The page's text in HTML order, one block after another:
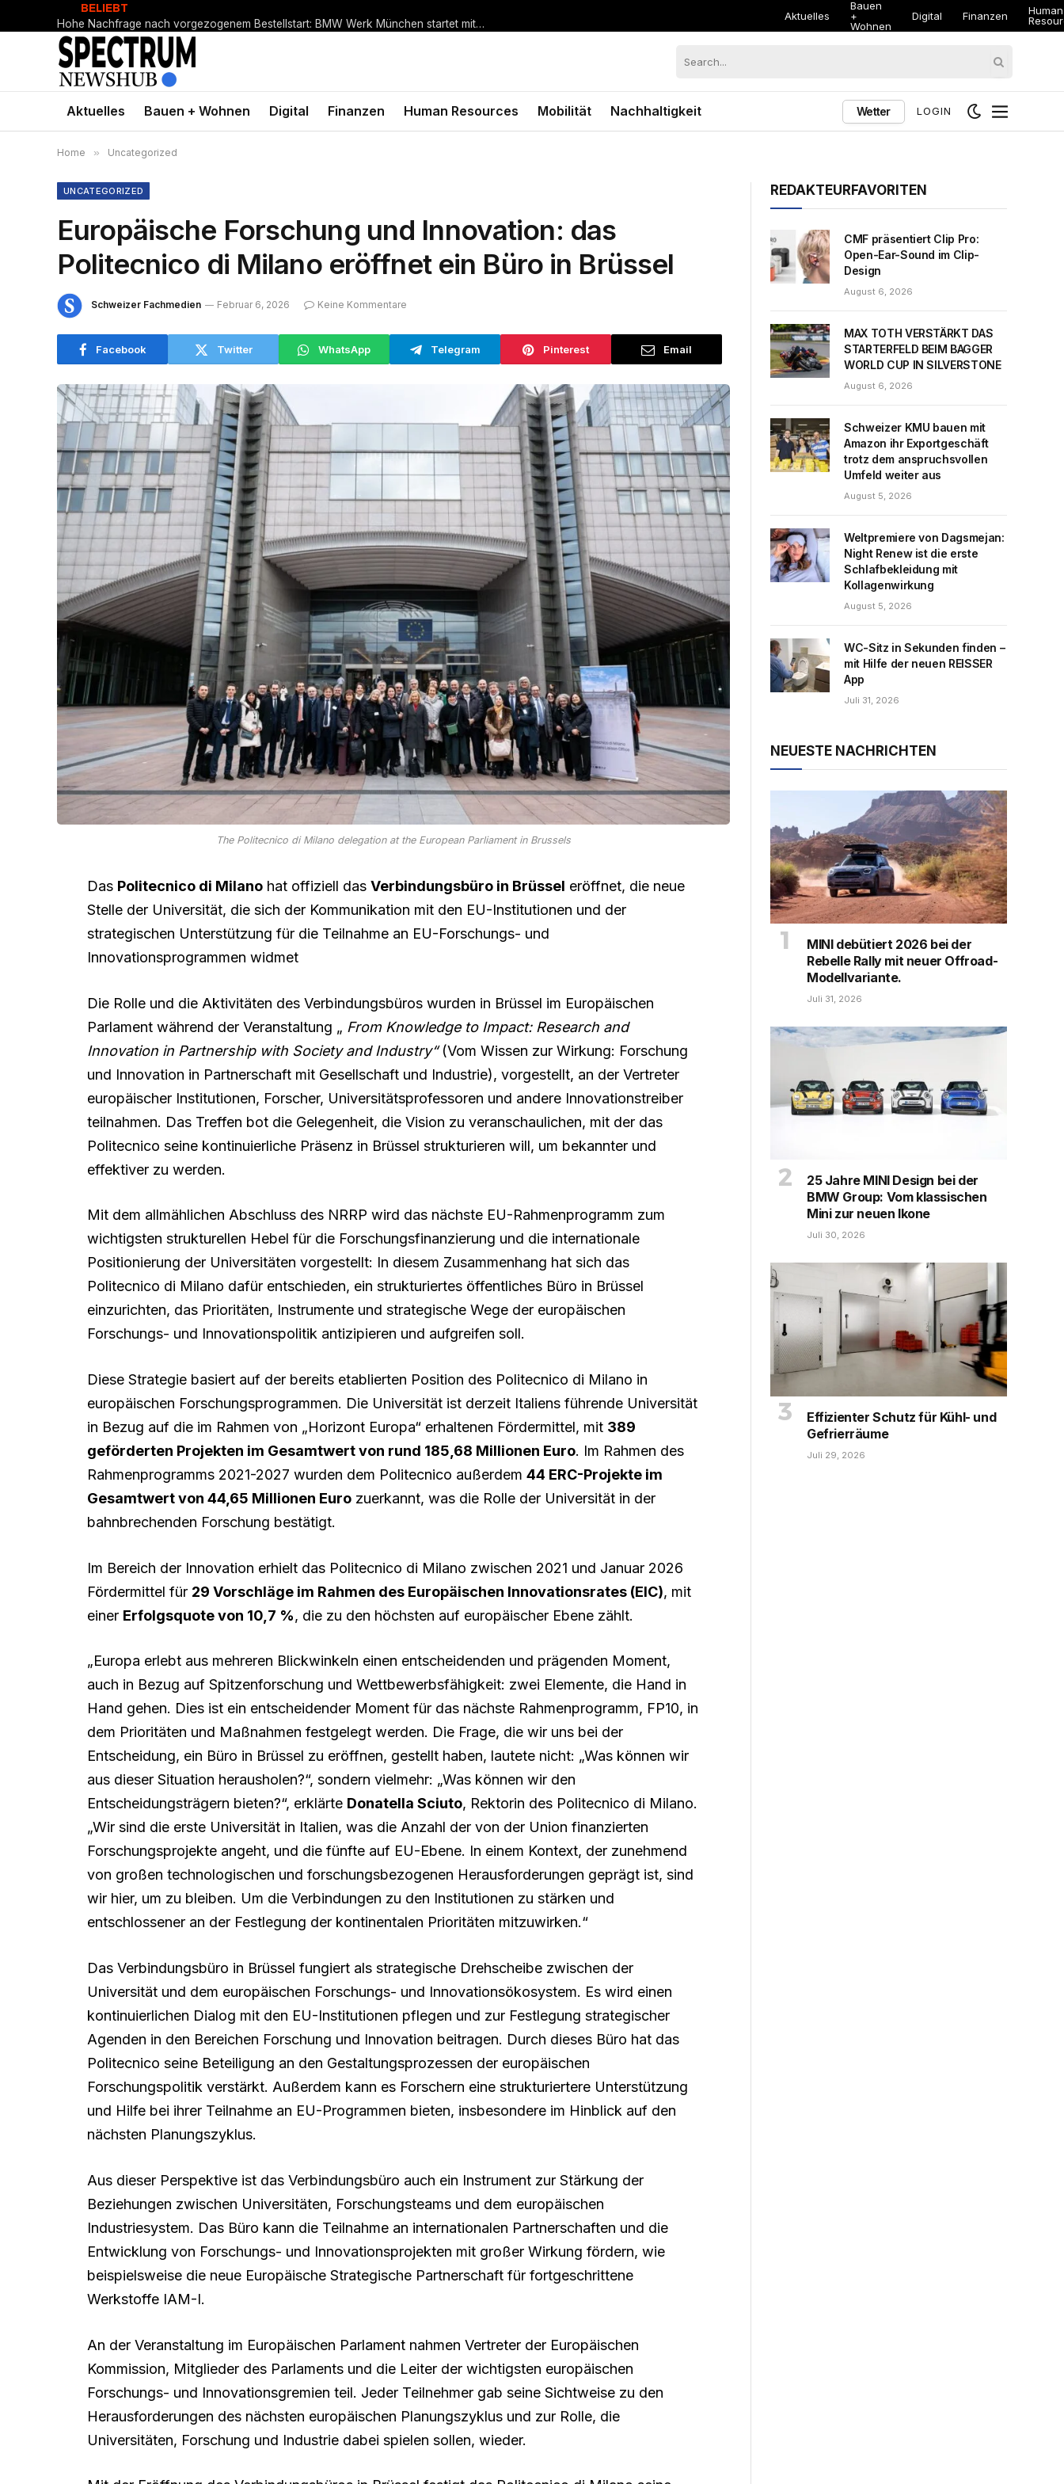
BELIEBT
Hohe Nachfrage nach vorgezogenem Bestellstart: BMW Werk München startet mit steiler Anlaufkurve die Serienproduktion des BMW i3*
Aktuelles
Bauen
+
Wohnen
Digital Finanzen
Human
Aktuelles Bauen + Wohnen Digital Finanzen Human Resources Mobilität Nachhaltigkeit Wetter LOGIN
Home » Uncategorized
UNCATEGORIZED
Europäische Forschung und Innovation: das
Politecnico di Milano eröffnet ein Büro in Brüssel
Schweizer Fachmedien Februar 6, 2026 Keine Kommentare
Facebook Twitter WhatsApp Telegram Pinterest Email
The Politecnico di Milano delegation at the European Parliament in Brussels
Das Politecnico di Milanohat offiziell das Verbindungsbüro in Brüssel eröffnet, die neue
Stelle der Universität, die sich der Kommunikation mit den EU-Institutionen und der
strategischen Unterstützung für die Teilnahme an EU-Forschungs- und
Innovationsprogrammen widmet
Die Rolle und die Aktivitäten des Verbindungsbüros wurden in Brüssel im Europäischen
Parlament während der Veranstaltung „ From Knowledge to Impact: Research and
Innovation in Partnership with Society and Industry“(Vom Wissen zur Wirkung: Forschung
und Innovation in Partnerschaft mit Gesellschaft und Industrie), vorgestellt, an der Vertreter
europäischer Institutionen, Forscher, Universitätsprofessoren und andere Innovationstreiber
teilnahmen. Das Treffen bot die Gelegenheit, die Vision zu veranschaulichen, mit der das
Politecnico seine kontinuierliche Präsenz in Brüssel strukturieren will, um bekannter und
effektiver zu werden.
Mit dem allmählichen Abschluss des NRRP wird das nächste EU-Rahmenprogramm zum
wichtigsten strukturellen Hebel für die Forschungsfinanzierung und die internationale
Positionierung der Universitäten vorgestellt: In diesem Zusammenhang hat sich das
Politecnico di Milano dafür entschieden, ein strukturiertes öffentliches Büro in Brüssel
einzurichten, das Prioritäten, Instrumente und strategische Wege der europäischen
Forschungs- und Innovationspolitik antizipieren und aufgreifen soll.
Diese Strategie basiert auf der bereits etablierten Position des Politecnico di Milano in
europäischen Forschungsprogrammen. Die Universität ist derzeit Italiens führende Universität
in Bezug auf die im Rahmen von „Horizont Europa“ erhaltenen Fördermittel, mit 389
geförderten Projekten im Gesamtwert von rund 185,68 Millionen Euro. Im Rahmen des
Rahmenprogramms 2021-2027 wurden dem Politecnico außerdem 44 ERC-Projekte im
Gesamtwert von 44,65 Millionen Eurozuerkannt, was die Rolle der Universität in der
bahnbrechenden Forschung bestätigt.
Im Bereich der Innovation erhielt das Politecnico di Milano zwischen 2021 und Januar 2026
Fördermittel für 29 Vorschläge im Rahmen des Europäischen Innovationsrates (EIC), mit
einer Erfolgsquote von 10,7 %, die zu den höchsten auf europäischer Ebene zählt.
„Europa erlebt aus mehreren Blickwinkeln einen entscheidenden und prägenden Moment,
auch in Bezug auf Spitzenforschung und Wettbewerbsfähigkeit: zwei Elemente, die Hand in
Hand gehen. Dies ist ein entscheidender Moment für das nächste Rahmenprogramm, FP10, in
dem Prioritäten und Maßnahmen festgelegt werden. Die Frage, die wir uns bei der
Entscheidung, ein Büro in Brüssel zu eröffnen, gestellt haben, lautete nicht: „Was können wir
aus dieser Situation herausholen?“, sondern vielmehr: „Was können wir den
Entscheidungsträgern bieten?“, erklärte Donatella Sciuto, Rektorin des Politecnico di Milano.
„Wir sind die erste Universität in Italien, was die Anzahl der von der Union finanzierten
Forschungsprojekte angeht, und die fünfte auf EU-Ebene. In einem Kontext, der zunehmend
von großen technologischen und forschungsbezogenen Herausforderungen geprägt ist, sind
wir hier, um zu bleiben. Um die Verbindungen zu den Institutionen zu stärken und
entschlossener an der Festlegung der kontinentalen Prioritäten mitzuwirken.“
Das Verbindungsbüro in Brüssel fungiert als strategische Drehscheibe zwischen der
Universität und dem europäischen Forschungs- und Innovationsökosystem. Es wird einen
kontinuierlichen Dialog mit den EU-Institutionen pflegen und zur Festlegung strategischer
Agenden in den Bereichen Forschung und Innovation beitragen. Durch dieses Büro hat das
Politecnico seine Beteiligung an den Gestaltungsprozessen der europäischen
Forschungspolitik verstärkt. Außerdem kann es Forschern eine strukturiertere Unterstützung
und Hilfe bei ihrer Teilnahme an EU-Programmen bieten, insbesondere im Hinblick auf den
nächsten Planungszyklus.
Aus dieser Perspektive ist das Verbindungsbüro auch ein Instrument zur Stärkung der
Beziehungen zwischen Universitäten, Forschungsteams und dem europäischen
Industriesystem. Das Büro kann die Teilnahme an internationalen Partnerschaften und die
Entwicklung von Forschungs- und Innovationsprojekten mit großer Wirkung fördern, wie
beispielsweise die neue Europäische Strategische Partnerschaft für fortgeschrittene
Werkstoffe IAM-I.
An der Veranstaltung im Europäischen Parlament nahmen Vertreter der Europäischen
Kommission, Mitglieder des Parlaments und die Leiter der wichtigsten europäischen
Forschungs- und Innovationsgremien teil. Jeder Teilnehmer gab seine Sichtweise zu den
Herausforderungen des nächsten europäischen Planungszyklus und zur Rolle, die
Universitäten, Forschung und Industrie dabei spielen sollen, wieder.
REDAKTEURFAVORITEN
CMF präsentiert Clip Pro:
Open-Ear-Sound im Clip-
Design
August 6, 2026
MAX TOTH VERSTÄRKT DAS
STARTERFELD BEIM BAGGER
WORLD CUP IN SILVERSTONE
August 6, 2026
Schweizer KMU bauen mit
Amazon ihr Exportgeschäft
trotz dem anspruchsvollen
Umfeld weiter aus
August 5, 2026
Weltpremiere von Dagsmejan:
Night Renew ist die erste
Schlafbekleidung mit
Kollagenwirkung
August 5, 2026
WC-Sitz in Sekunden finden –
mit Hilfe der neuen REISSER
App
Juli 31, 2026
NEUESTE NACHRICHTEN
MINI debütiert 2026 bei der
Rebelle Rally mit neuer Offroad-
Modellvariante.
Juli 31, 2026
25 Jahre MINI Design bei der
BMW Group: Vom klassischen
Mini zur neuen Ikone
Juli 30, 2026
Effizienter Schutz für Kühl- und
Gefrierräume
Juli 29, 2026